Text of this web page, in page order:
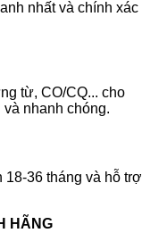
nhất và chính xác
từ, CO/CQ... cho
nhanh chóng.
36 tháng và hỗ trợ
HÃNG